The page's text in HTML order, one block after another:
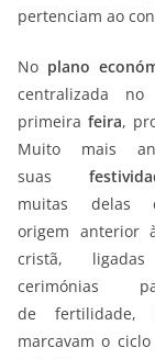
pertenciam ao
No plano
centralizada
primeira feira,
Muito mais
suas
muitas delas
origem anterior
cristã,
cerimónias
de fertilidade,
marcavam o ciclo